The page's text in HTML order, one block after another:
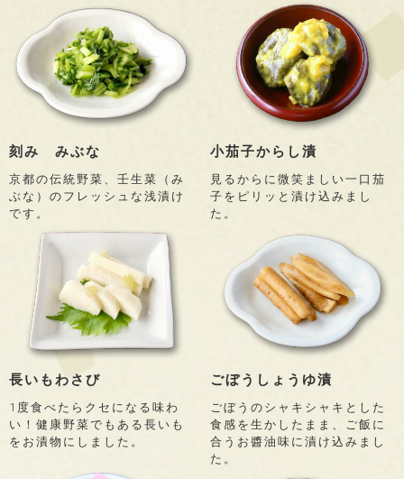
刻み みぶな
京都の伝統野菜、壬生菜（み
ぶな）のフレッシュな浅漬け
です。
小茄子からし漬
見るからに微笑ましい一口茄
子をピリッと漬け込みまし
た。
長いもわさび
1度食べたらクセになる味わ
い！健康野菜でもある長いも
をお漬物にしました。
ごぼうしょうゆ漬
ごぼうのシャキシャキとした
食感を生かしたまま、ご飯に
合うお醬油味に漬け込みまし
た。